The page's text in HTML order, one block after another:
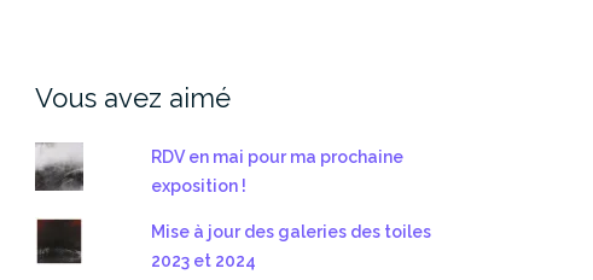
Vous avez aimé
RDV en mai pour ma prochaine
exposition !
Mise à jour des galeries des toiles
2023 et 2024